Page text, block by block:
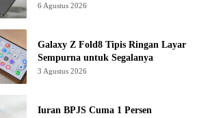
6 Agustus 2026
Galaxy Z Fold8 Tipis Ringan Layar
Sempurna untuk Segalanya
3 Agustus 2026
Iuran BPJS Cuma 1 Persen